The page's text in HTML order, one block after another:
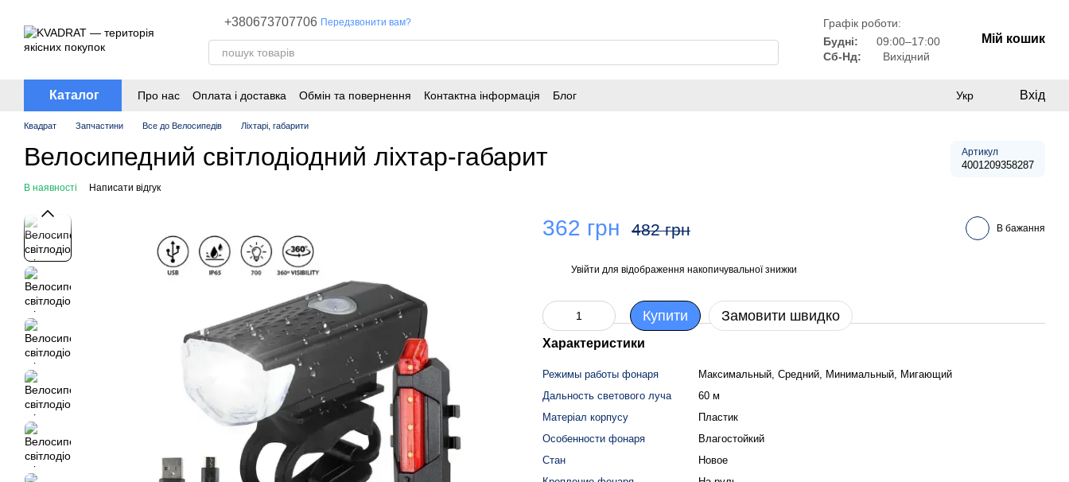
+380673707706 Передзвонити вам?
Графік роботи:
Будні:
09:00–17:00
Сб-Нд:
Вихідний
Мій кошик
Каталог Про нас Оплата і доставка Обмін та повернення Контактна інформація Блог Укр Вхід
Квадрат Запчастини Все до Велосипедів Ліхтарі, габарити
Велосипедний світлодіодний ліхтар-габарит Артикул
4001209358287
В наявності Написати відгук
362 грн 482 грн В бажання
Увійти для відображення накопичувальної знижки
Купити Замовити швидко
Характеристики
Режимы работы фонаря
Максимальный, Средний, Минимальный, Мигающий
Дальность светового луча
60 м
Матеріал корпусу
Пластик
Особенности фонаря
Влагостойкий
Стан
Новое